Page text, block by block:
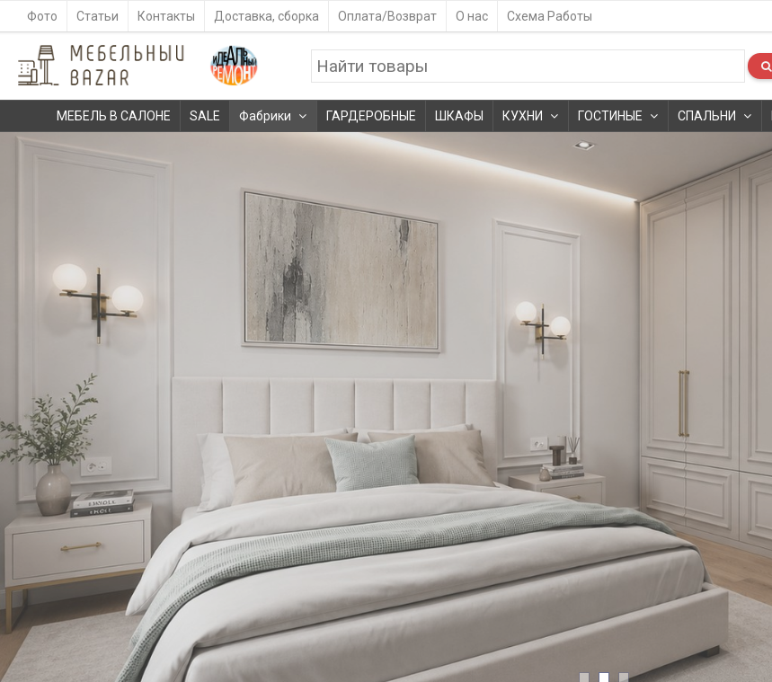
Фото Статьи Контакты Доставка, сборка Оплата/Возврат О нас Схема Работы
МЕБЕЛЬ В САЛОНЕ SALE Фабрики ГАРДЕРОБНЫЕ ШКАФЫ КУХНИ ГОСТИНЫЕ СПАЛЬНИ